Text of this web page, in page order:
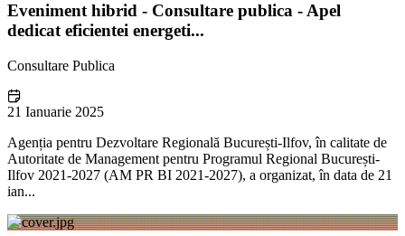
Eveniment hibrid - Consultare publica - Apel
dedicat eficientei energeti...
Consultare Publica
21 Ianuarie 2025
Agenția pentru Dezvoltare Regională București-Ilfov, în calitate de
Autoritate de Management pentru Programul Regional București-
Ilfov 2021-2027 (AM PR BI 2021-2027), a organizat, în data de 21
ian...